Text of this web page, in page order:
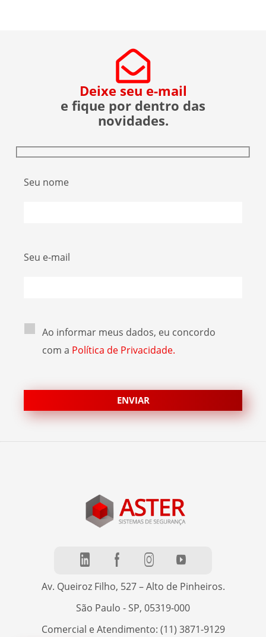
Deixe seu e-mail
e fique por dentro das
novidades.
Seu nome
Seu e-mail
Ao informar meus dados, eu concordo
com a Política de Privacidade.
Av. Queiroz Filho, 527 – Alto de Pinheiros.
São Paulo - SP, 05319-000
Comercial e Atendimento: (11) 3871-9129